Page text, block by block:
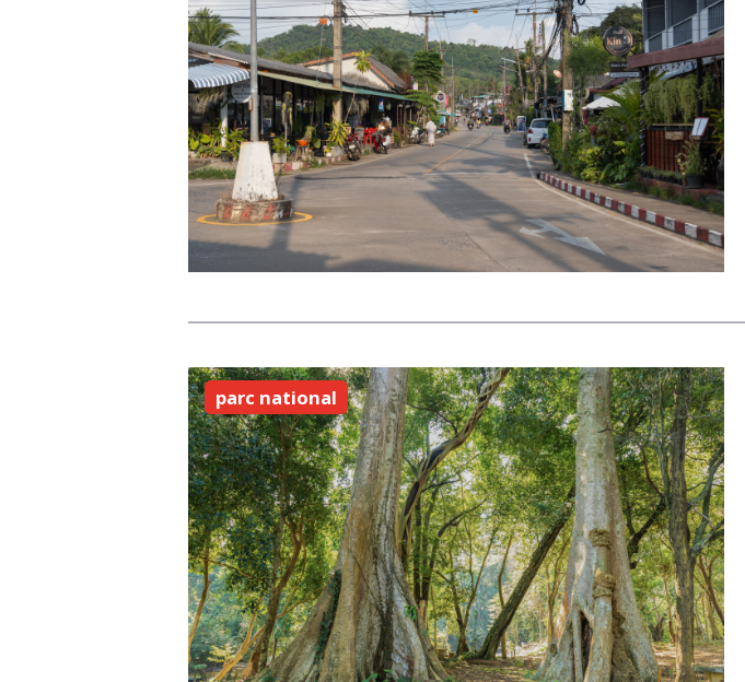
parc national